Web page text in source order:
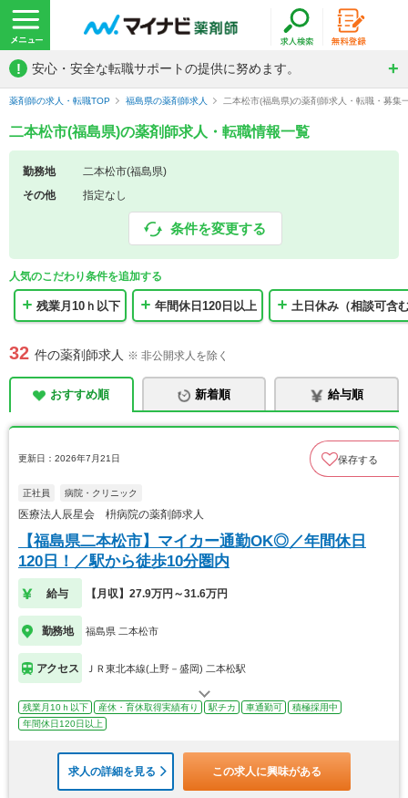
! 安心・安全な転職サポートの提供に努めます。
薬剤師の求人・転職TOP 福島県の薬剤師求人 二本松市(福島県)の薬剤師求人・転職・募集
二本松市(福島県)の薬剤師求人・転職情報一覧
勤務地
二本松市(福島県)
その他
指定なし
条件を変更する
人気のこだわり条件を追加する
残業月10ｈ以下 年間休日120日以上 土日休み（相談可含
32 件の薬剤師求人 ※ 非公開求人を除く
おすすめ順 新着順 給与順
更新日：2026年7月21日 保存する
正社員 病院・クリニック
医療法人辰星会 枡病院の薬剤師求人
【福島県二本松市】マイカー通勤OK◎／年間休日
120日！／駅から徒歩10分圏内
給与 【月収】27.9万円～31.6万円
勤務地 福島県 二本松市
アクセス ＪＲ東北本線(上野－盛岡) 二本松駅
残業月10ｈ以下 産休・育休取得実績有り 駅チカ 車通勤可
積極採用中
年間休日120日以上
求人の詳細を見る この求人に興味がある